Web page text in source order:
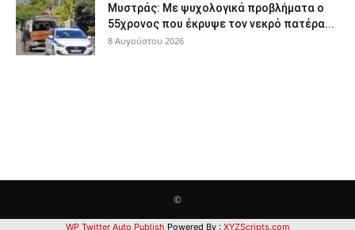
Μυστράς: Με ψυχολογικά προβλήματα ο
55χρονος που έκρυψε τον νεκρό πατέρα...
8 Αυγούστου 2026
©
WP Twitter Auto Publish Powered By : XYZScripts.com